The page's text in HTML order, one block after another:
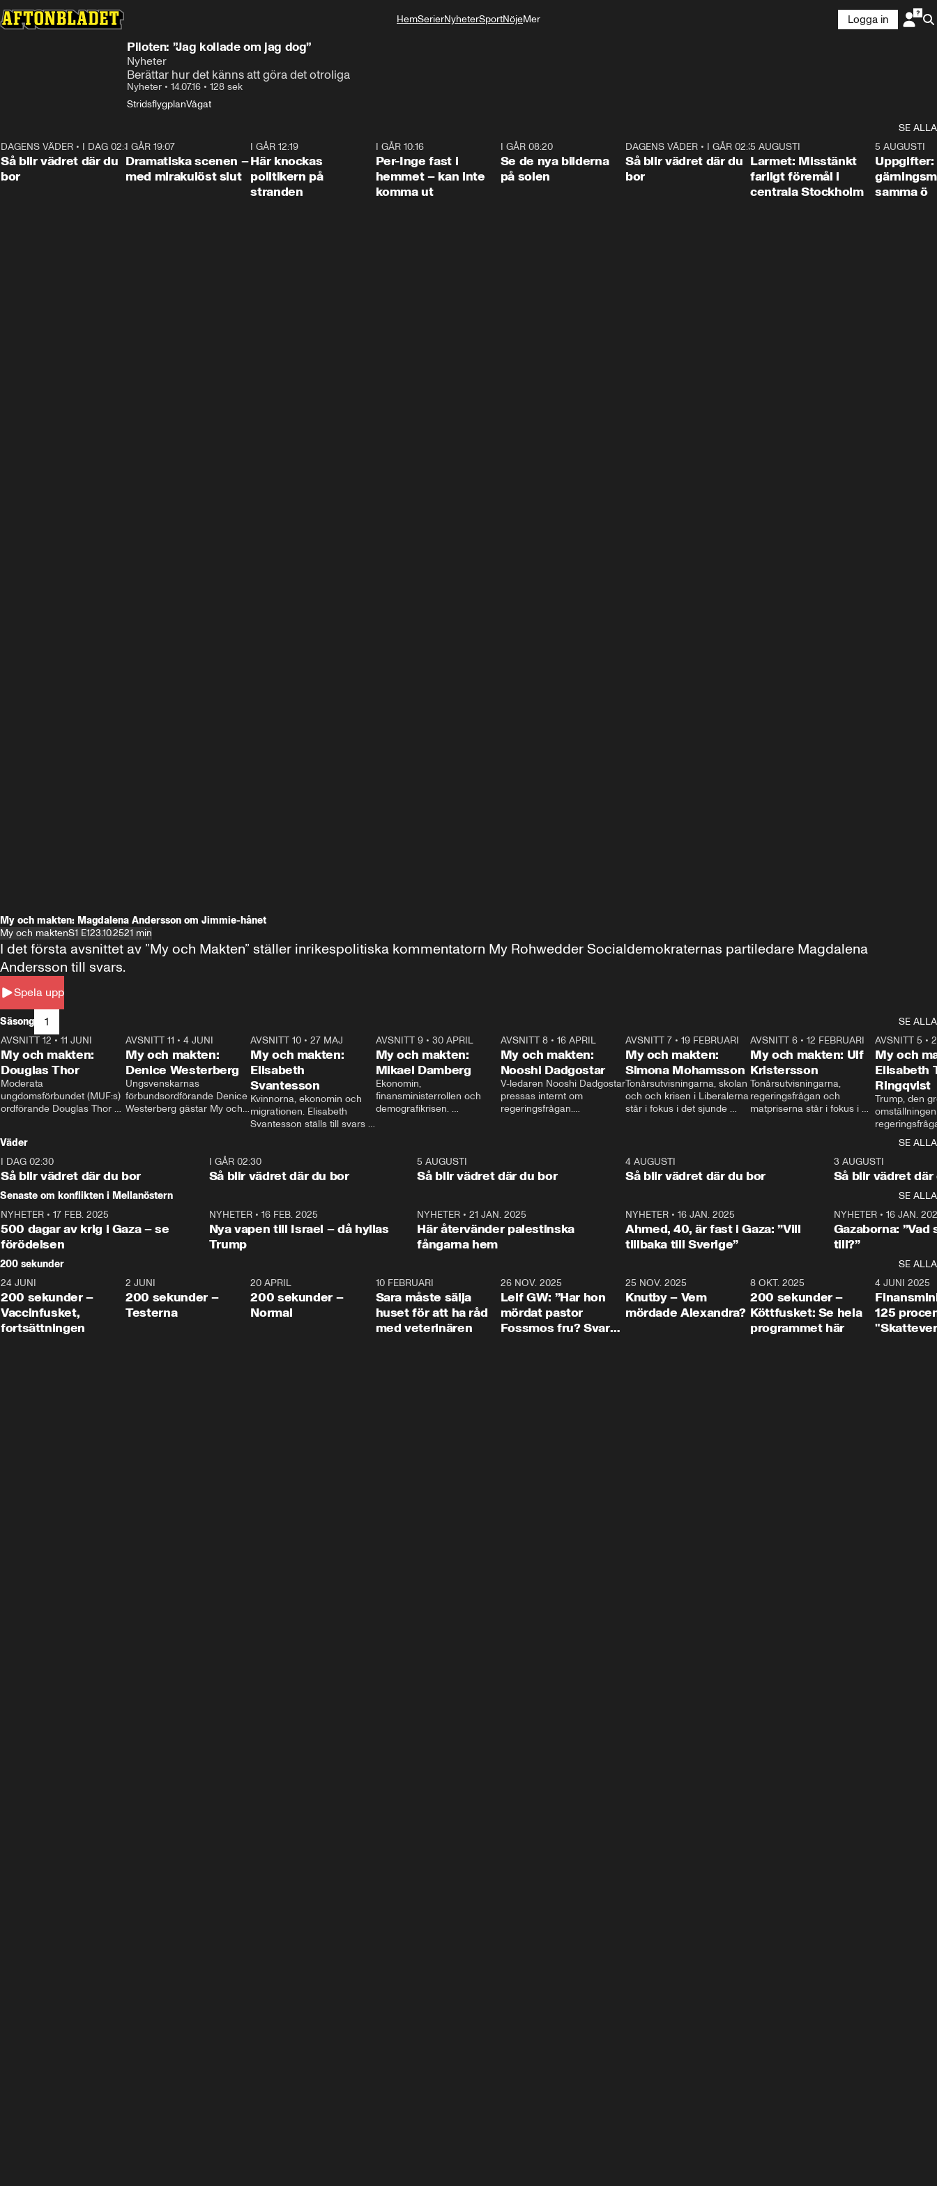
HemSerierNyheterSportNöjeMer
Logga in
Piloten: ”Jag kollade om jag dog”
Nyheter
Berättar hur det känns att göra det otroliga
Nyheter • 14.07.16 • 128 sek
StridsflygplanVågat
SE ALLA
1:06
DAGENS VÄDER • I DAG 02:30
Så blir vädret där du
bor
I GÅR 19:07
Dramatiska scenen –
med mirakulöst slut
I GÅR 12:19
Här knockas
politikern på
stranden
I GÅR 10:16
Per-Inge fast i
hemmet – kan inte
komma ut
I GÅR 08:20
Se de nya bilderna
på solen
1:06
DAGENS VÄDER• I GÅR 02:30
Så blir vädret där du
bor
0:35
5 AUGUSTI
Larmet: Misstänkt
farligt föremål i
centrala Stockholm
5 AUGUSTI
Uppgifter:
samma ö
My och makten: Magdalena Andersson om Jimmie-hånet
My och maktenS1 E123.10.2521 min
Spela upp
I det första avsnittet av ”My och Makten” ställer inrikespolitiska kommentatorn My Rohwedder Socialdemokraternas partiledare Magdalena
Andersson till svars.
Säsong 1
SE ALLA
26:27
AVSNITT 12 • 11 JUNI
My och makten:
Douglas Thor
Moderata
ungdomsförbundet (MUF:s)
ordförande Douglas Thor
tonårsutvisningarna och hur
Moderaterna ska locka
väljare till valet i höst.
23:40
AVSNITT 11 •4 JUNI
My och makten:
Denice Westerberg
Ungsvenskarnas
förbundsordförande Denice
Westerberg gästar My och
AVSNITT 10 •27 MAJ
My och makten:
Elisabeth
Svantesson
Kvinnorna, ekonomin och
migrationen. Elisabeth
Svantesson ställs till svars
AVSNITT 9• 30 APRIL
My och makten:
Mikael Damberg
Ekonomin,
finansministerrollen och
demografikrisen.
och Makten.
AVSNITT 8• 16 APRIL
My och makten:
Nooshi Dadgostar
V-ledaren Nooshi Dadgostar
pressas internt om
regeringsfrågan.
– Vi ställer upp i val. Ska vi
vara med så sitter vi förstås
24:30
AVSNITT 7• 19 FEBRUARI
My och makten:
Simona Mohamsson
Tonårsutvisningarna, skolan
och och krisen i Liberalerna
står i fokus i det sjunde
kommentator My
Rohwedder ställer
utbildnings- och
Mohamsson till svars.
27:30
AVSNITT 6 •12 FEBRUARI
My och makten: Ulf
Kristersson
Tonårsutvisningarna,
regeringsfrågan och
matpriserna står i fokus i
Rohwedder ställer
statsminister Ulf Kristersson
AVSNITT 5 •
My och
Elisabeth
Ringqvist
Trump, den
centrum i
avsnittet av
Makten”. Se
Aftonbladets
Rohwedder
Thand Ring
Väder
SE ALLA
I DAG 02:30
Så blir vädret där du bor
1:06
I GÅR 02:30
Så blir vädret där du bor
5 AUGUSTI
Så blir vädret där du bor
4 AUGUSTI
Så blir vädret där du bor
3 AUGUSTI
Så blir vädret där
Senaste om konflikten i Mellanöstern
SE ALLA
NYHETER • 17 FEB. 2025
500 dagar av krig i Gaza – se
förödelsen
NYHETER• 16 FEB. 2025
Nya vapen till Israel – då hyllas
Trump
NYHETER •21 JAN. 2025
Här återvänder palestinska
fångarna hem
NYHETER• 16 JAN. 2025
Ahmed, 40, är fast i Gaza: ”Vill
tillbaka till Sverige”
NYHETER• 16 JAN.
Gazaborna:
till?”
200 sekunder
SE ALLA
5:00
24 JUNI
200 sekunder –
Vaccinfusket,
fortsättningen
4:23
2 JUNI
200 sekunder –
Testerna
20 APRIL
200 sekunder –
Normal
10 FEBRUARI
Sara måste sälja
huset för att ha råd
med veterinären
26 NOV. 2025
Leif GW: ”Har hon
mördat pastor
Fossmos fru? Svar
31:05
25 NOV. 2025
Knutby – Vem
mördade Alexandra?
4:29
8 OKT. 2025
200 sekunder –
Köttfusket: Se hela
programmet här
4 JUNI 2025
125